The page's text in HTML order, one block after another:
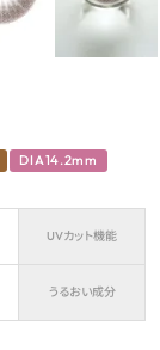
DIA14.2mm
UVカット機能
うるおい成分